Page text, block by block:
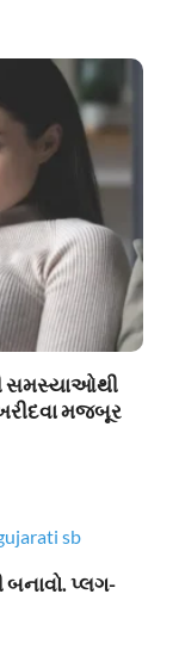
સમસ્યાઓથી
મજબૂર
પ્લગ-